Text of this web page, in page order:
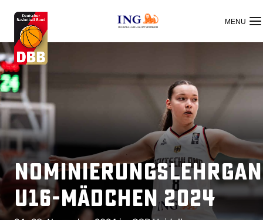
OFFIZIELLER HAUPTSPONSOR
U16-Mädchen 2024